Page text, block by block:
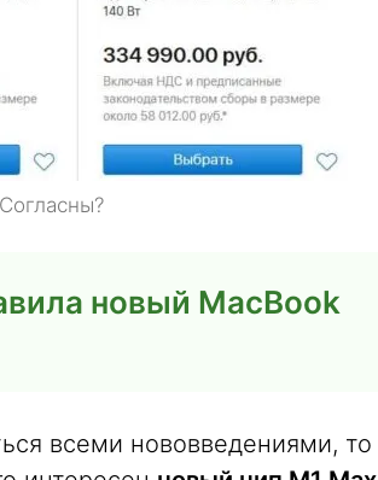
новый MacBook
всеми нововведениями, то